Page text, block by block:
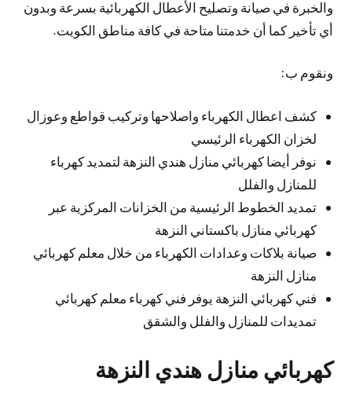
والخبرة في صيانة وتصليح الأعطال الكهربائية بسرعة وبدون
أي تأخير كما أن خدمتنا متاحة في كافة مناطق الكويت.
ونقوم ب:
كشف اعطال الكهرباء واصلاحها وتركيب قواطع وعوزال
لخزان الكهرباء الرئيسي
نوفر أيضا كهربائي منازل هندي النزهة لتمديد كهرباء
للمنازل والفلل
تمديد الخطوط الرئيسية من الخزانات المركزية عبر
كهربائي منازل باكستاني النزهة
صيانة بلاكات وعدادات الكهرباء من خلال معلم كهربائي
منازل النزهة
فني كهربائي النزهة يوفر فني كهرباء معلم كهربائي
تمديدات للمنازل والفلل والشقق
كهربائي منازل هندي النزهة